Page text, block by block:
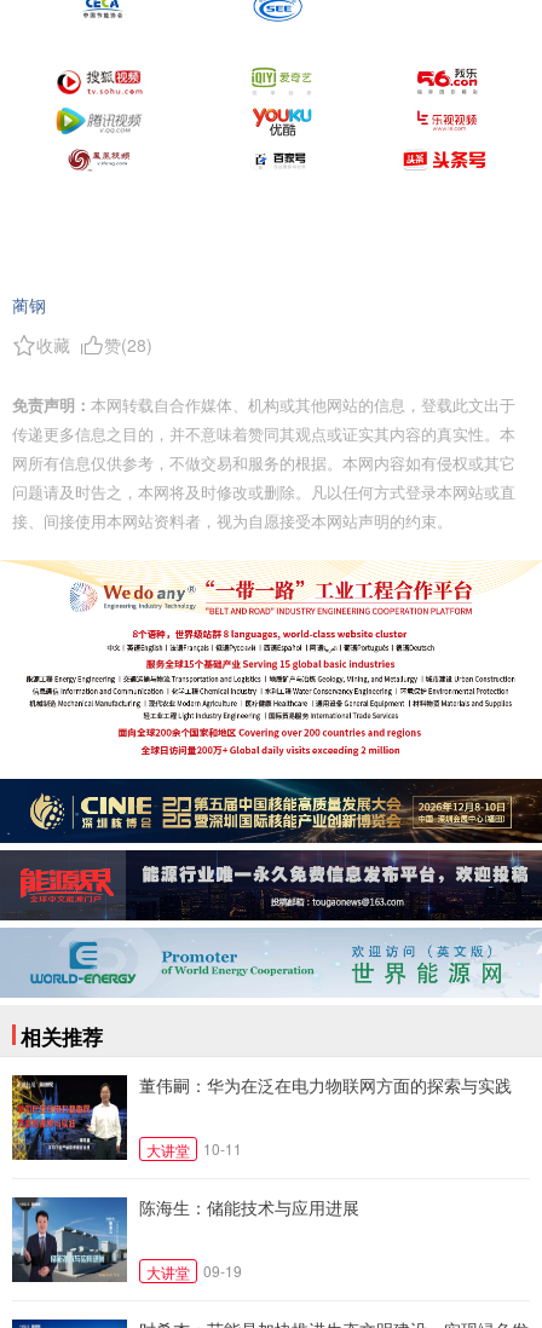
蔺钢
收藏
赞(28)
免责声明： 本网转载自合作媒体、机构或其他网站的信息，登载此文出于
传递更多信息之目的，并不意味着赞同其观点或证实其内容的真实性。本
网所有信息仅供参考，不做交易和服务的根据。本网内容如有侵权或其它
问题请及时告之，本网将及时修改或删除。凡以任何方式登录本网站或直
接、间接使用本网站资料者，视为自愿接受本网站声明的约束。
相关推荐
董伟嗣：华为在泛在电力物联网方面的探索与实践
大讲堂 10-11
陈海生：储能技术与应用进展
大讲堂 09-19